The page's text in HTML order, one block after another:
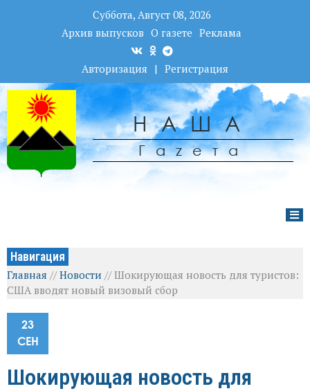
Суббота, Август 08, 2026
Архив выпусков О газете Реклама
Авторизация | Регистрация
НАША
Гаzета
Навигация
Главная //Новости // Шокирующая новость для туристов:
США вводят новый визовый сбор
23
СЕН
Шокирующая новость для